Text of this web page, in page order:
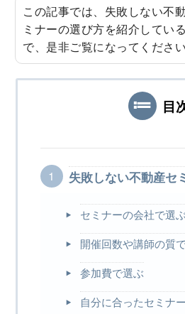
5
住宅ローン
は？対応方法
2020.08.24
この記事では、失敗しない不
ミナーの選び方を紹介してい
で、是非ご覧になってください
目
失敗しない不動産セ
セミナーの会社で選ぶ
開催回数や講師の質
参加費で選ぶ
自分に合ったセミナー